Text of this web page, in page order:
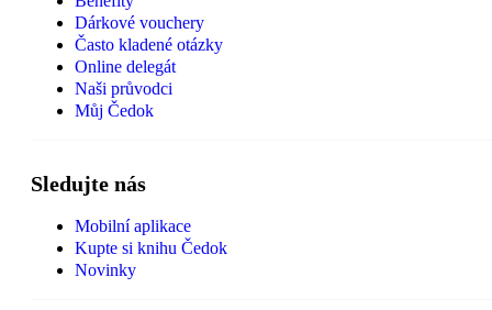
Dárkové vouchery
Často kladené otázky
Online delegát
Naši průvodci
Můj Čedok
Sledujte nás
Mobilní aplikace
Kupte si knihu Čedok
Novinky